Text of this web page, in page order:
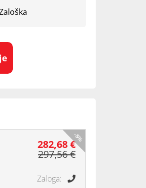
-5%
282,68 €
297,56 €